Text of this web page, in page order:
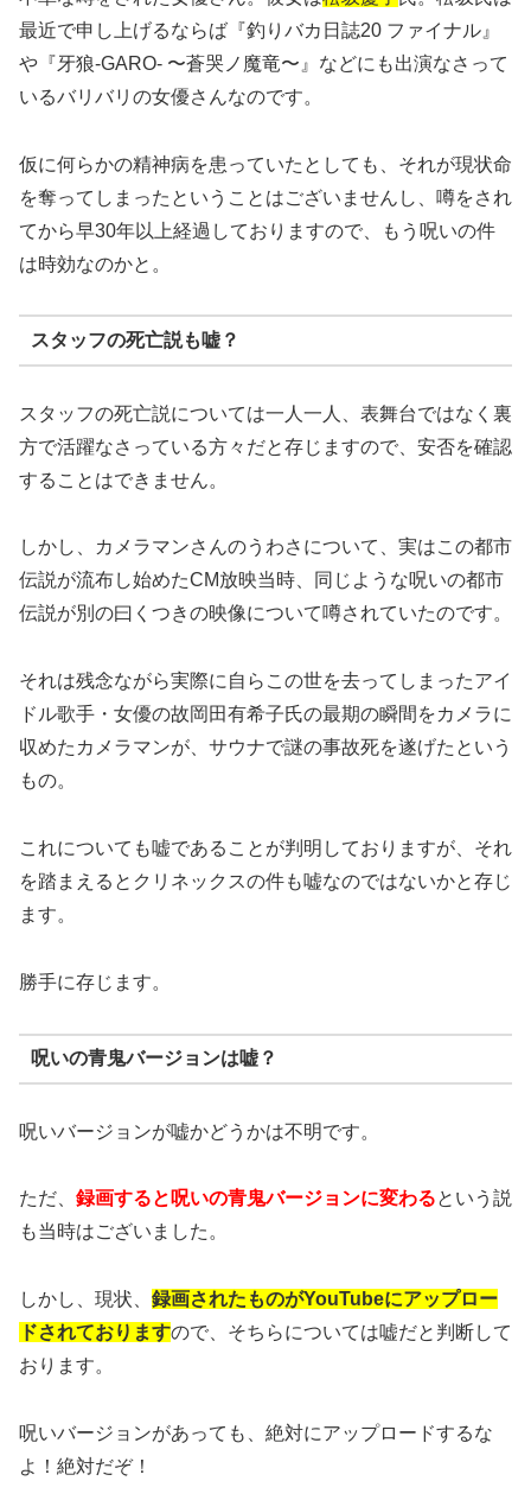
最近で申し上げるならば『釣りバカ日誌20 ファイナル』
や『牙狼-GARO- 〜蒼哭ノ魔竜〜』などにも出演なさって
いるバリバリの女優さんなのです。
仮に何らかの精神病を患っていたとしても、それが現状命
を奪ってしまったということはございませんし、噂をされ
てから早30年以上経過しておりますので、もう呪いの件
は時効なのかと。
スタッフの死亡説も嘘？
スタッフの死亡説については一人一人、表舞台ではなく裏
方で活躍なさっている方々だと存じますので、安否を確認
することはできません。
しかし、カメラマンさんのうわさについて、実はこの都市
伝説が流布し始めたCM放映当時、同じような呪いの都市
伝説が別の曰くつきの映像について噂されていたのです。
それは残念ながら実際に自らこの世を去ってしまったアイ
ドル歌手・女優の故岡田有希子氏の最期の瞬間をカメラに
収めたカメラマンが、サウナで謎の事故死を遂げたという
もの。
これについても嘘であることが判明しておりますが、それ
を踏まえるとクリネックスの件も嘘なのではないかと存じ
ます。
勝手に存じます。
呪いの青鬼バージョンは嘘？
呪いバージョンが嘘かどうかは不明です。
ただ、 録画すると呪いの青鬼バージョンに変わるという説
も当時はございました。
しかし、現状、 録画されたものがYouTubeにアップロー
ドされておりますので、そちらについては嘘だと判断して
おります。
呪いバージョンがあっても、絶対にアップロードするな
よ！絶対だぞ！